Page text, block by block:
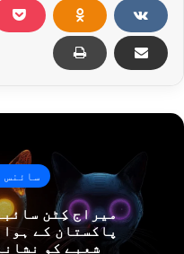
سائنس
میراج کِٹن
پاکستان کے
شعبے کو